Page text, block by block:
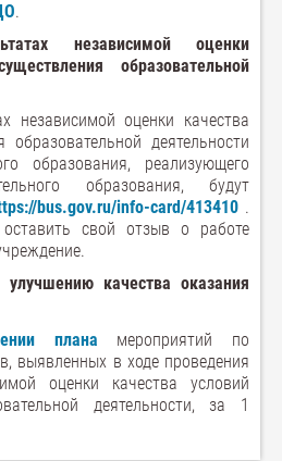
.
независимой оценки
образовательной
независимой оценки качества
образовательной деятельности
образования, реализующего
образования, будут
bus.gov.ru/info-card/413410.
свой отзыв о работе
качества оказания
плана мероприятий по
выявленных в ходе проведения
оценки качества условий
деятельности, за 1